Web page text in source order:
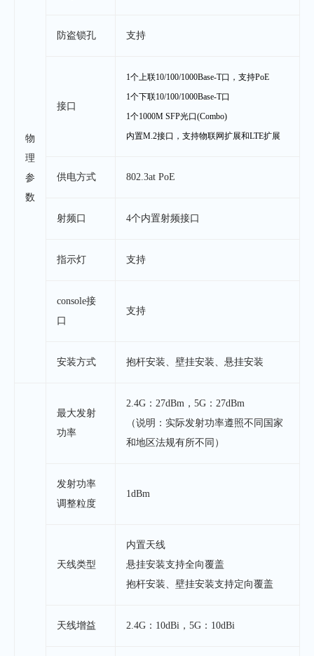
物
理
参
数
防盗锁孔 支持
接口
1个上联10/100/1000Base-T口 ，支持PoE
1个下联10/100/1000Base-T口
1个1000M SFP光口(Combo)
内置M.2接口，支持物联网扩展和LTE扩展
供电方式 802.3at PoE
射频口 4个内置射频接口
指示灯 支持
console接
口
支持
安装方式 抱杆安装、壁挂安装、悬挂安装
最大发射
功率
2.4G：27dBm，5G：27dBm
（说明：实际发射功率遵照不同国家
和地区法规有所不同）
发射功率
调整粒度
1dBm
天线类型
内置天线
悬挂安装支持全向覆盖
抱杆安装、壁挂安装支持定向覆盖
天线增益 2.4G：10dBi，5G：10dBi